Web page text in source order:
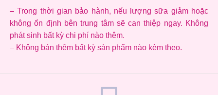
– Trong thời gian bảo hành, nếu lượng sữa giảm hoặc
không ổn định bên trung tâm sẽ can thiệp ngay. Không
phát sinh bất kỳ chi phí nào thêm.
– Không bán thêm bất kỳ sản phẩm nào kèm theo.